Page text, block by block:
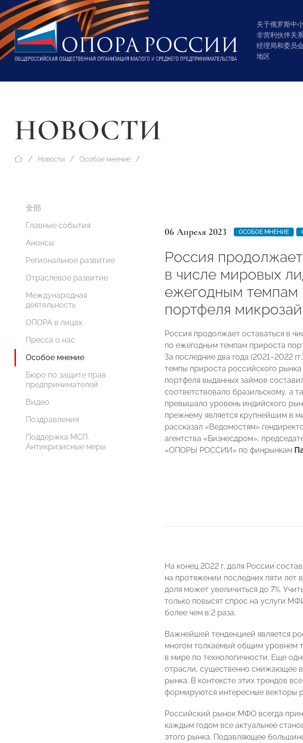
关于俄罗斯中
非营利伙伴关
经理局和委员会
地区
НОВОСТИ
Новости Особое мнение
全部
Главные события
Анонсы
Региональное развитие
Отраслевое развитие
Международная
деятельность
ОПОРА в лицах
Пресса о нас
Особое мнение
Бюро по защите прав
предпринимателей
Видео
Поздравления
Поддержка МСП.
Антикризисные меры
06 Апреля 2023 ОСОБОЕ МНЕНИЕ
Россия продолжает
в числе мировых
ежегодным темпам
портфеля
Россия продолжает оставаться в
по ежегодным темпам прироста
За последние два года (2021–2022
темпы прироста российского
портфеля выданных займов
соответствовало бразильскому, а
превышало уровень индийского
прежнему является крупнейшим в
рассказал «Ведомостям»
агентства «Бизнесдром»,
«ОПОРЫ РОССИИ» по финрынкам
На конец 2022 г. доля России
на протяжении последних пяти лет
доля может увеличиться до 7%.
только повысят спрос на услуги
более чем в 2 раза.
Важнейшей тенденцией является
многом толкаемый общим уровнем
в мире по технологичности. Еще
отрасли, существенно снижающее
рынка. В контексте этих трендов
формируются интересные векторы
Российский рынок МФО всегда
каждым годом все актуальнее
этого рынка. Подавляющее